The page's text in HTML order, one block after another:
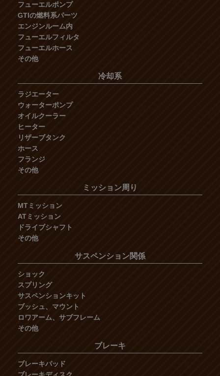
フューエルポンプ
GTIの燃料系パーツ
エンジンルーム内
フューエルフィルタ
フューエルホース
その他
冷却系
ラジエーター
ウォーターポンプ
オイルクーラー
ヒーター
リザーブタンク
ホース
フランジ
その他
ミッション周り
MTミッション
ATミッション
ドライブシャフト
その他
サスペンション関係
ショック
スプリング
サスペンションキット
ブッシュ、マウント
ロワアーム、サブフレーム
その他
ブレーキ
ブレーキパッド
ブレーキディスク